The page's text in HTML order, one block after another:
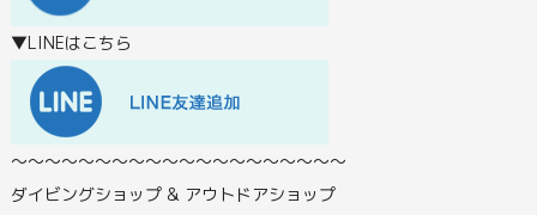
▼LINEはこちら
〜〜〜〜〜〜〜〜〜〜〜〜〜〜〜〜〜〜〜〜
ダイビングショップ & アウトドアショップ